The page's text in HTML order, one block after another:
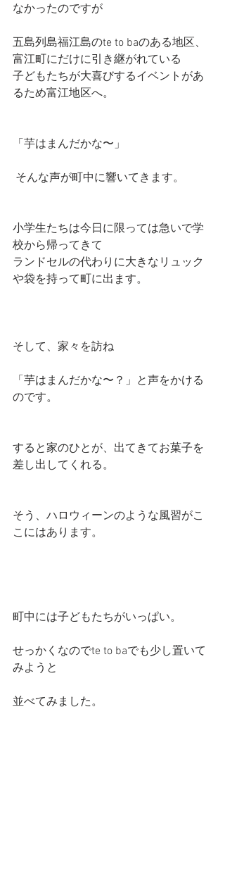
なかったのですが
五島列島福江島のte to baのある地区、
富江町にだけに引き継がれている
子どもたちが大喜びするイベントがあ
るため富江地区へ。
「芋はまんだかな〜」
そんな声が町中に響いてきます。
小学生たちは今日に限っては急いで学
校から帰ってきて
ランドセルの代わりに大きなリュック
や袋を持って町に出ます。
そして、家々を訪ね
「芋はまんだかな〜？」と声をかける
のです。
すると家のひとが、出てきてお菓子を
差し出してくれる。
そう、ハロウィーンのような風習がこ
こにはあります。
町中には子どもたちがいっぱい。
せっかくなのでte to baでも少し置いて
みようと
並べてみました。